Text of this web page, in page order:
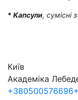
* Капсули, сумісні з
Київ
Академіка
+380500576696